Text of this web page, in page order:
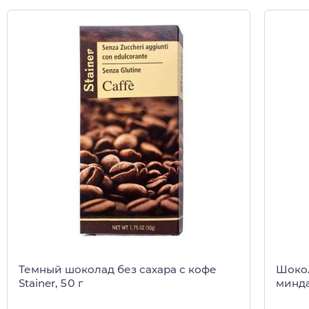
Темный шоколад без сахара с кофе
Stainer, 50 г